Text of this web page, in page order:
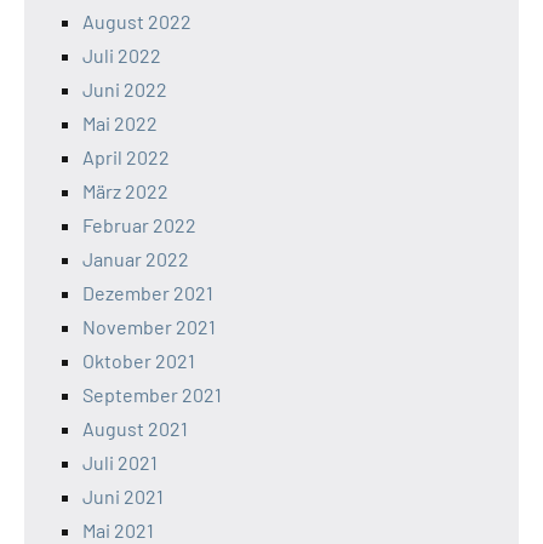
August 2022
Juli 2022
Juni 2022
Mai 2022
April 2022
März 2022
Februar 2022
Januar 2022
Dezember 2021
November 2021
Oktober 2021
September 2021
August 2021
Juli 2021
Juni 2021
Mai 2021